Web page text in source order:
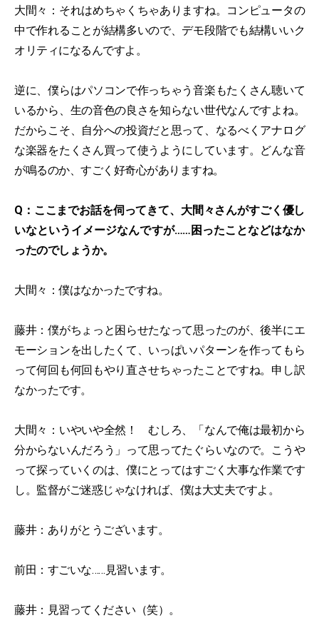
大間々：それはめちゃくちゃありますね。コンピュータの
中で作れることが結構多いので、デモ段階でも結構いいク
オリティになるんですよ。
逆に、僕らはパソコンで作っちゃう音楽もたくさん聴いて
いるから、生の音色の良さを知らない世代なんですよね。
だからこそ、自分への投資だと思って、なるべくアナログ
な楽器をたくさん買って使うようにしています。どんな音
が鳴るのか、すごく好奇心がありますね。
Q：ここまでお話を伺ってきて、大間々さんがすごく優し
いなというイメージなんですが……困ったことなどはなか
ったのでしょうか。
大間々：僕はなかったですね。
藤井：僕がちょっと困らせたなって思ったのが、後半にエ
モーションを出したくて、いっぱいパターンを作ってもら
って何回も何回もやり直させちゃったことですね。申し訳
なかったです。
大間々：いやいや全然！ むしろ、「なんで俺は最初から
分からないんだろう」って思ってたぐらいなので。こうや
って探っていくのは、僕にとってはすごく大事な作業です
し。監督がご迷惑じゃなければ、僕は大丈夫ですよ。
藤井：ありがとうございます。
前田：すごいな……見習います。
藤井：見習ってください（笑）。